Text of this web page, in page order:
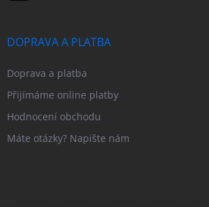
DOPRAVA A PLATBA
Doprava a platba
Přijímáme online platby
Hodnocení obchodu
Máte otázky? Napište nám